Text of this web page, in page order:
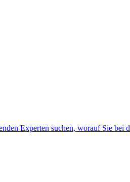
Experten suchen, worauf Sie bei